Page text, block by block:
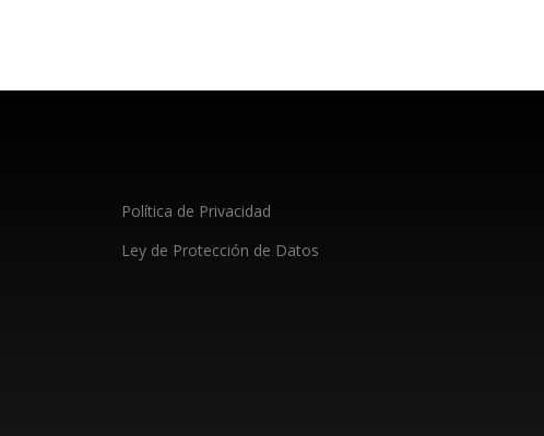
Política de Privacidad
Ley de Protección de Datos